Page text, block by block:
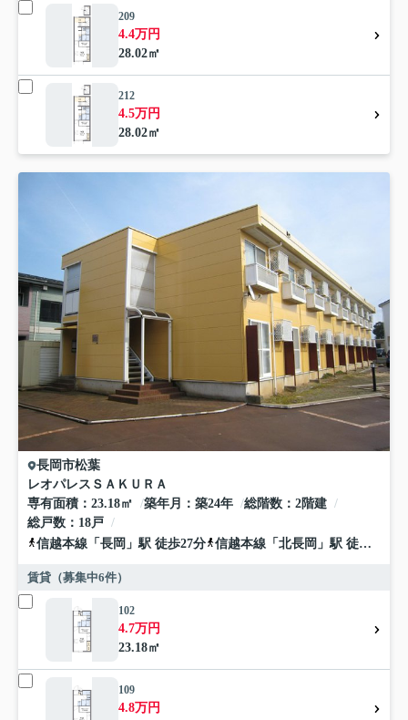
209
4.4万円
28.02㎡
212
4.5万円
28.02㎡
長岡市松葉
レオパレスＳＡＫＵＲＡ
専有面積
23.18㎡ 築年月 築24年 総階数
2階建
総戸数
18戸
信越本線 「 長岡 」駅 徒歩27分 信越本線 「 北長岡 」駅 徒歩22分
賃貸（募集中6件）
102
4.7万円
23.18㎡
109
4.8万円